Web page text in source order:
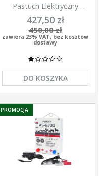
Pastuch Elektryczny
Elektryzator uniwersalny
Pomelac AS-3300 3,3 Jula
427,50 zł
450,00 zł
zawiera 23% VAT, bez kosztów
dostawy
DO KOSZYKA
PROMOCJA